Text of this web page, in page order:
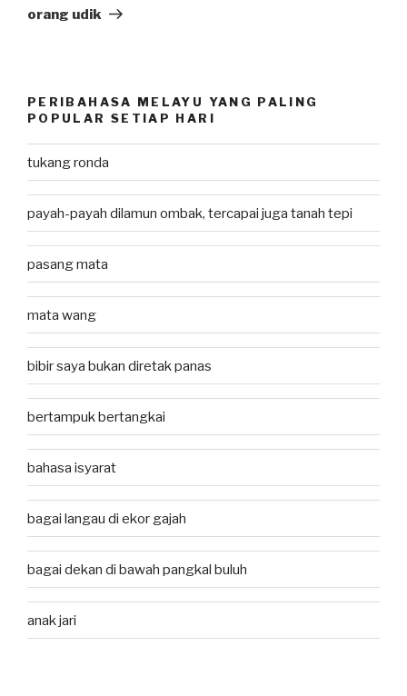
Post
orang udik
PERIBAHASA MELAYU YANG PALING
POPULAR SETIAP HARI
tukang ronda
payah-payah dilamun ombak, tercapai juga tanah tepi
pasang mata
mata wang
bibir saya bukan diretak panas
bertampuk bertangkai
bahasa isyarat
bagai langau di ekor gajah
bagai dekan di bawah pangkal buluh
anak jari